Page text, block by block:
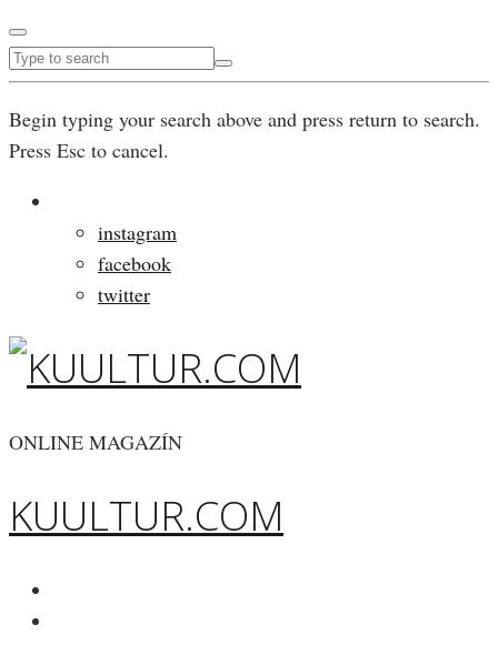
Begin typing your search above and press return to search.
Press Esc to cancel.
instagram
facebook
twitter
ONLINE MAGAZÍN
KUULTUR.COM